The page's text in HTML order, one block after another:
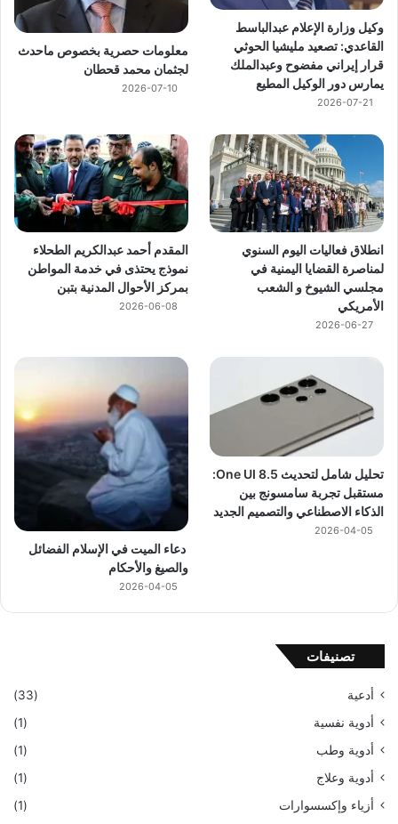
وكيل وزارة الإعلام عبدالباسط
القاعدي: تصعيد مليشيا الحوثي
قرار إيراني مفضوح وعبدالملك
يمارس دور الوكيل المطيع
2026-07-21
معلومات حصرية بخصوص ماحدث
لجثمان محمد قحطان
2026-07-10
انطلاق فعاليات اليوم السنوي
لمناصرة القضايا اليمنية في
مجلسي الشيوخ و الشعب
الأمريكي
2026-06-27
المقدم أحمد عبدالكريم الطحلاء
نموذج يحتذى في خدمة المواطن
بمركز الأحوال المدنية بتبن
2026-06-08
تحليل شامل لتحديث One UI 8.5:
مستقبل تجربة سامسونج بين
الذكاء الاصطناعي والتصميم الجديد
2026-04-05
دعاء الميت في الإسلام الفضائل
والصيغ والأحكام
2026-04-05
تصنيفات
أدعية
(33)
أدوية نفسية
(1)
أدوية وطب
(1)
أدوية وعلاج
(1)
أزياء وإكسسوارات
(1)